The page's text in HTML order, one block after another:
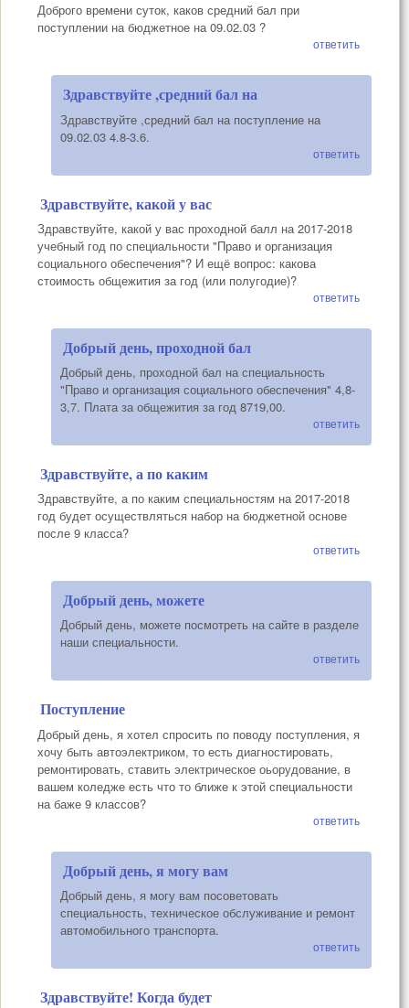
Доброго времени суток, каков средний бал при
поступлении на бюджетное на 09.02.03 ?
ответить
Здравствуйте ,средний бал на
Здравствуйте ,средний бал на поступление на
09.02.03 4.8-3.6.
ответить
Здравствуйте, какой у вас
Здравствуйте, какой у вас проходной балл на 2017-2018
учебный год по специальности "Право и организация
социального обеспечения"? И ещё вопрос: какова
стоимость общежития за год (или полугодие)?
ответить
Добрый день, проходной бал
Добрый день, проходной бал на специальность
"Право и организация социального обеспечения" 4,8-
3,7. Плата за общежития за год 8719,00.
ответить
Здравствуйте, а по каким
Здравствуйте, а по каким специальностям на 2017-2018
год будет осуществляться набор на бюджетной основе
после 9 класса?
ответить
Добрый день, можете
Добрый день, можете посмотреть на сайте в разделе
наши специальности.
ответить
Поступление
Добрый день, я хотел спросить по поводу поступления, я
хочу быть автоэлектриком, то есть диагностировать,
ремонтировать, ставить электрическое оьорудование, в
вашем коледже есть что то ближе к этой специальности
на баже 9 классов?
ответить
Добрый день, я могу вам
Добрый день, я могу вам посоветовать
специальность, техническое обслуживание и ремонт
автомобильного транспорта.
ответить
Здравствуйте! Когда будет